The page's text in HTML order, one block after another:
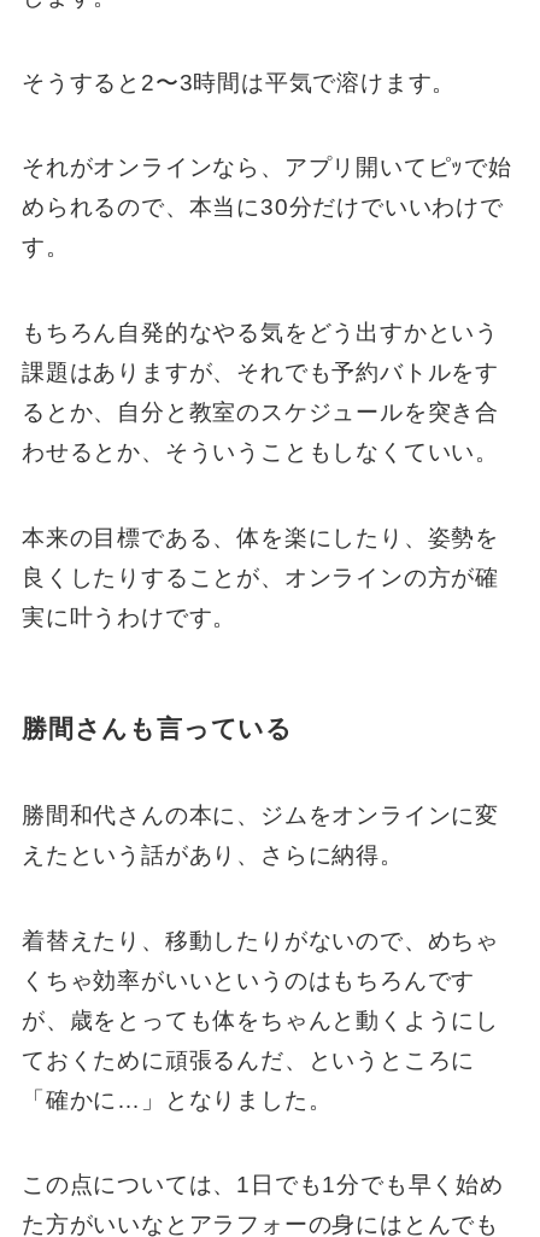
そうすると2〜3時間は平気で溶けます。
それがオンラインなら、アプリ開いてピｯで始
められるので、本当に30分だけでいいわけで
す。
もちろん自発的なやる気をどう出すかという
課題はありますが、それでも予約バトルをす
るとか、自分と教室のスケジュールを突き合
わせるとか、そういうこともしなくていい。
本来の目標である、体を楽にしたり、姿勢を
良くしたりすることが、オンラインの方が確
実に叶うわけです。
勝間さんも言っている
勝間和代さんの本に、ジムをオンラインに変
えたという話があり、さらに納得。
着替えたり、移動したりがないので、めちゃ
くちゃ効率がいいというのはもちろんです
が、歳をとっても体をちゃんと動くようにし
ておくために頑張るんだ、というところに
「確かに…」となりました。
この点については、1日でも1分でも早く始め
た方がいいなとアラフォーの身にはとんでも